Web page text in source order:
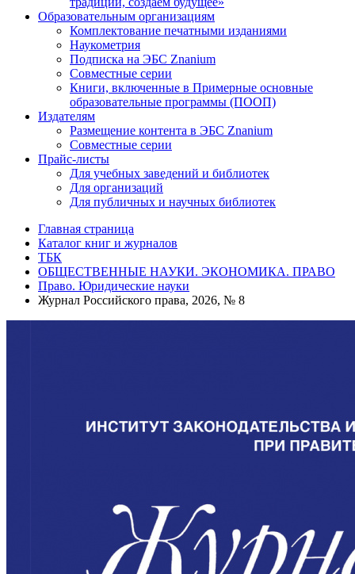
Образовательным организациям
Комплектование печатными изданиями
Наукометрия
Подписка на ЭБС Znanium
Совместные серии
Книги, включенные в Примерные основные
образовательные программы (ПООП)
Издателям
Размещение контента в ЭБС Znanium
Совместные серии
Прайс-листы
Для учебных заведений и библиотек
Для организаций
Для публичных и научных библиотек
Главная страница
Каталог книг и журналов
ТБК
ОБЩЕСТВЕННЫЕ НАУКИ. ЭКОНОМИКА. ПРАВО
Право. Юридические науки
Журнал Российского права, 2026, № 8